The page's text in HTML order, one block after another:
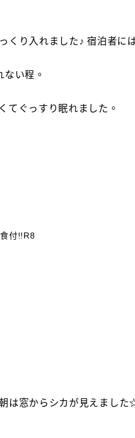
り入れました♪ 宿泊者に
い程。
てぐっすり眠れました。
付!!R8
は窓からシカが見えました